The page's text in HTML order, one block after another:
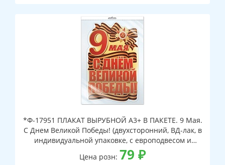
*Ф-17951 ПЛАКАТ ВЫРУБНОЙ А3+ В ПАКЕТЕ. 9 Мая.
С Днем Великой Победы! (двухсторонний, ВД-лак, в
индивидуальной упаковке, с европодвесом и
клеевым клапаном)
Цена розн: 79 ₽